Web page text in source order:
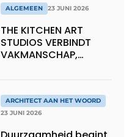
ALGEMEEN 23 JUNI 2026
THE KITCHEN ART
STUDIOS VERBINDT
VAKMANSCHAP,
DE LEEFKEUKEN VAN DE
TOEKOMST
ARCHITECT AAN HET WOORD
23 JUNI 2026